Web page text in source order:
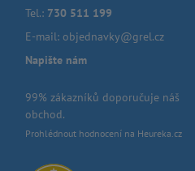
Tel.: 730 511 199
E-mail: objednavky@grel.cz
Napište nám
99% zákazníků doporučuje náš
obchod.
Prohlédnout hodnocení na Heureka.cz